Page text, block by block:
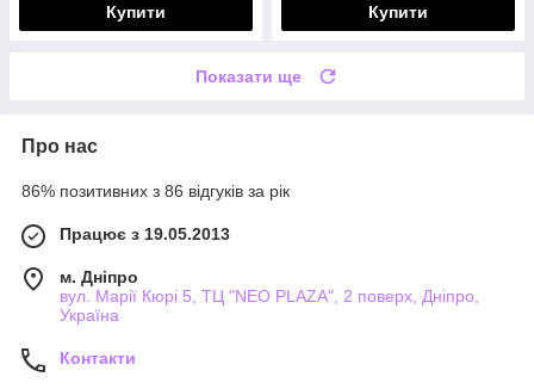
Купити Купити
Показати ще
Про нас
86% позитивних з 86 відгуків за рік
Працює з 19.05.2013
м. Дніпро
вул. Марії Кюрі 5, ТЦ "NEO PLAZA", 2 поверх, Дніпро,
Україна
Контакти